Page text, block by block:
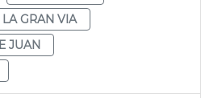
LA GRAN VIA
JUAN